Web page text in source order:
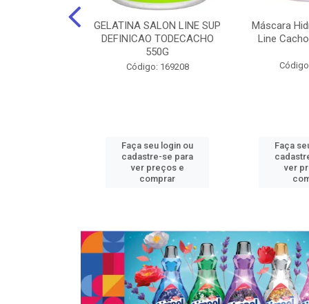
GELATINA SALON LINE SUP
DEFINICAO TODECACHO
550G
Código: 169208
Faça seu login ou
cadastre-se para
ver preços e
comprar
Máscara
Line
Faça
ver